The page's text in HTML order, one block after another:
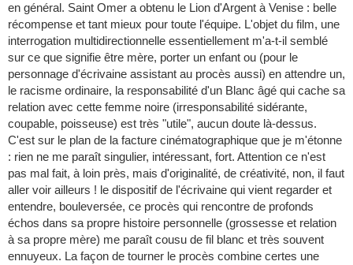
en général. Saint Omer a obtenu le Lion d'Argent à Venise : belle
récompense et tant mieux pour toute l'équipe. L'objet du film, une
interrogation multidirectionnelle essentiellement m'a-t-il semblé
sur ce que signifie être mère, porter un enfant ou (pour le
personnage d'écrivaine assistant au procès aussi) en attendre un,
le racisme ordinaire, la responsabilité d'un Blanc âgé qui cache sa
relation avec cette femme noire (irresponsabilité sidérante,
coupable, poisseuse) est très "utile", aucun doute là-dessus.
C'est sur le plan de la facture cinématographique que je m'étonne
: rien ne me paraît singulier, intéressant, fort. Attention ce n'est
pas mal fait, à loin près, mais d'originalité, de créativité, non, il faut
aller voir ailleurs ! le dispositif de l'écrivaine qui vient regarder et
entendre, bouleversée, ce procès qui rencontre de profonds
échos dans sa propre histoire personnelle (grossesse et relation
à sa propre mère) me paraît cousu de fil blanc et très souvent
ennuyeux. La façon de tourner le procès combine certes une